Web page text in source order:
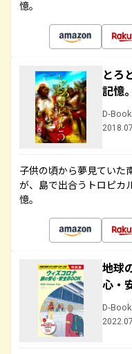
憶。
とろ
記憶
D-
子供の頃から夢見ていた
が、島で出合うトロピカ
憶。
地球
心・
D-